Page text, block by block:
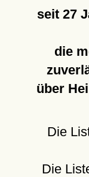
seit 27
die
über
Die
Die